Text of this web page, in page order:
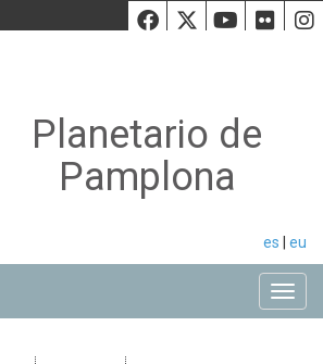
Facebook
Twiiter
Planetario de
Pamplona
es eu